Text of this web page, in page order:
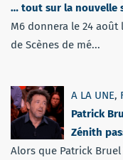
… tout sur la nouvelle
M6 donnera le 24
de Scènes de mé...
A LA UNE,
Patrick
Zénith
Alors que Patrick